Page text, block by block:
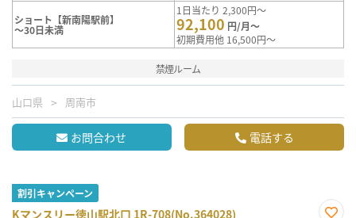
ショート【新南陽駅前】
～30日未満
1日当たり 2,300円～
92,100 円/月～
初期費用他 16,500円～
禁煙ルーム
山口県 周南市
お問合わせ 電話する
割引キャンペーン
Kマンスリー徳山駅北口 1R-708(No.364028)